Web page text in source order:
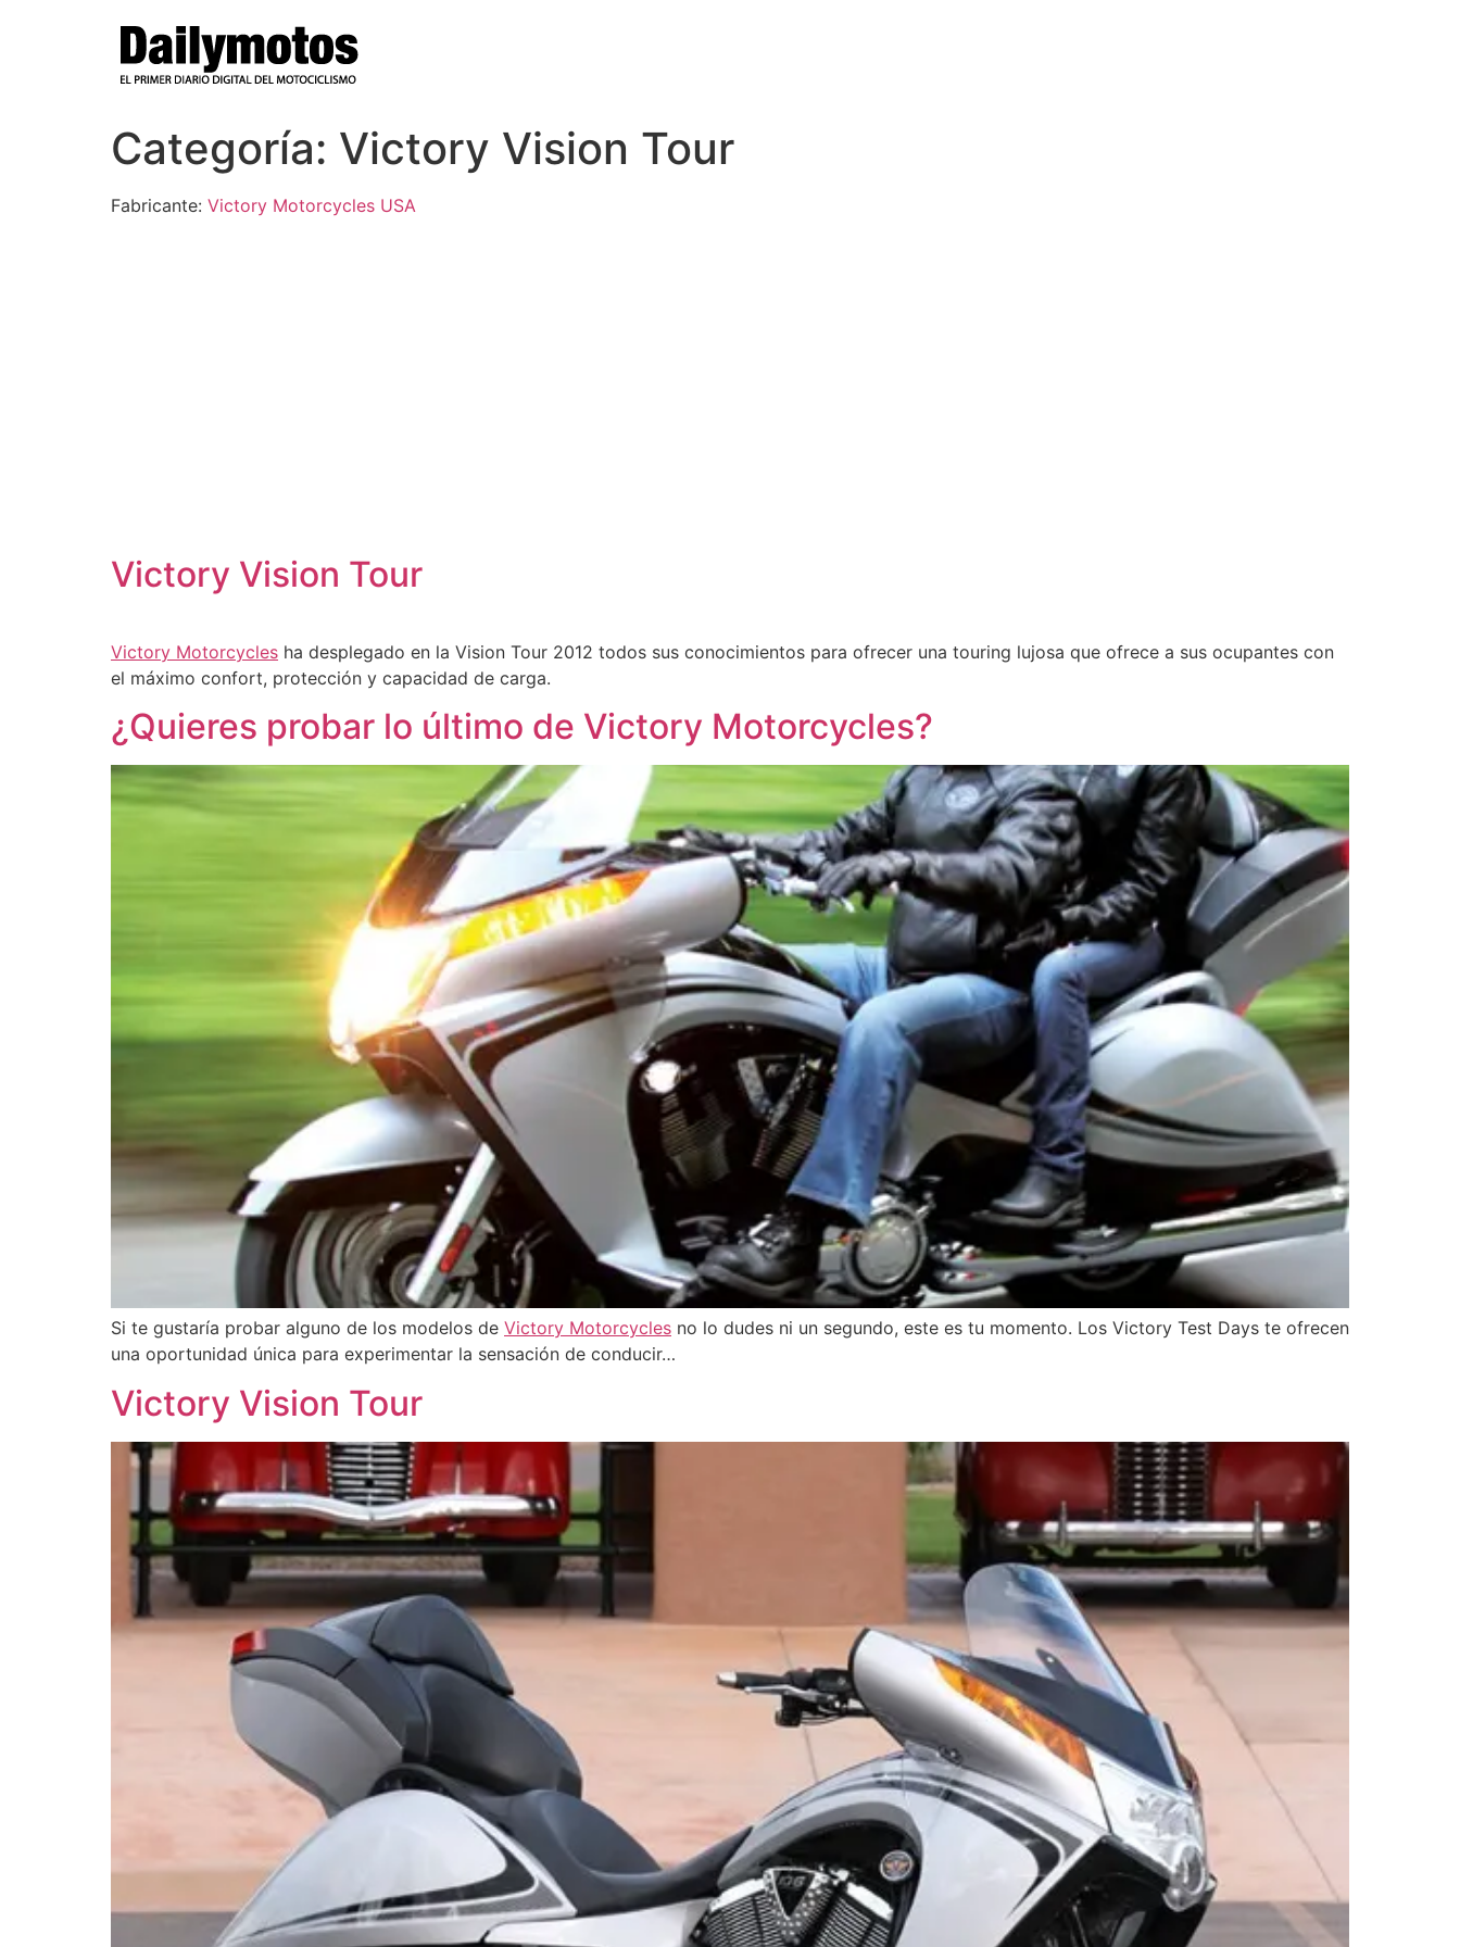
Categoría: Victory Vision Tour
Fabricante: Victory Motorcycles USA
Victory Vision Tour
Victory Motorcycles ha desplegado en la Vision Tour 2012 todos sus conocimientos para ofrecer una touring lujosa que ofrece a sus ocupantes con
el máximo confort, protección y capacidad de carga.
¿Quieres probar lo último de Victory Motorcycles?
Si te gustaría probar alguno de los modelos de Victory Motorcycles no lo dudes ni un segundo, este es tu momento. Los Victory Test Days te ofrecen
una oportunidad única para experimentar la sensación de conducir…
Victory Vision Tour